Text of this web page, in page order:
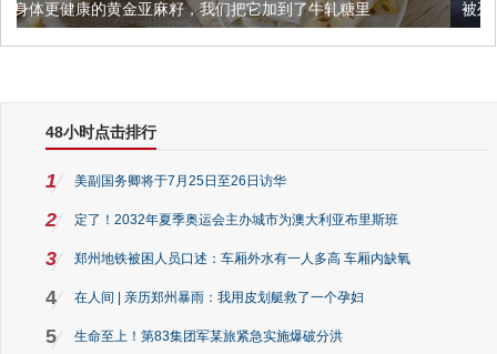
亚麻籽，我们把它加到了牛轧糖里 被列入佛家七宝的它到
48小时点击排行
1 美副国务卿将于7月25日至26日访华
2 定了！2032年夏季奥运会主办城市为澳大利亚布里斯班
3 郑州地铁被困人员口述：车厢外水有一人多高 车厢内缺氧
4 在人间 | 亲历郑州暴雨：我用皮划艇救了一个孕妇
5 生命至上！第83集团军某旅紧急实施爆破分洪